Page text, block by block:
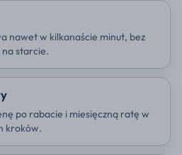
nawet w kilkanaście minut, bez
starcie.
po rabacie i miesięczną ratę w
kroków.